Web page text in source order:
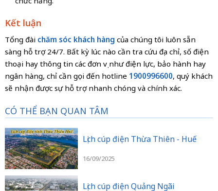
Kết luận
Tổng đài chăm sóc khách hàng của chúng tôi luôn sẵn
sàng hỗ trợ 24/7. Bất kỳ lúc nào cần tra cứu địa chỉ, số điện
thoại hay thông tin các đơn vị như điện lực, bảo hành hay
ngân hàng, chỉ cần gọi đến hotline 1900996600, quý khách
sẽ nhận được sự hỗ trợ nhanh chóng và chính xác.
CÓ THỂ BẠN QUAN TÂM
Lịch cúp điện Thừa Thiên - Huế
16/09/2025
Lịch cúp điện Quảng Ngãi